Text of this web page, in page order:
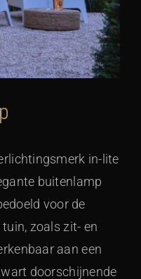
in-lite
buitenlamp
voor de
zoals zit- en
aan een
doorschijnende